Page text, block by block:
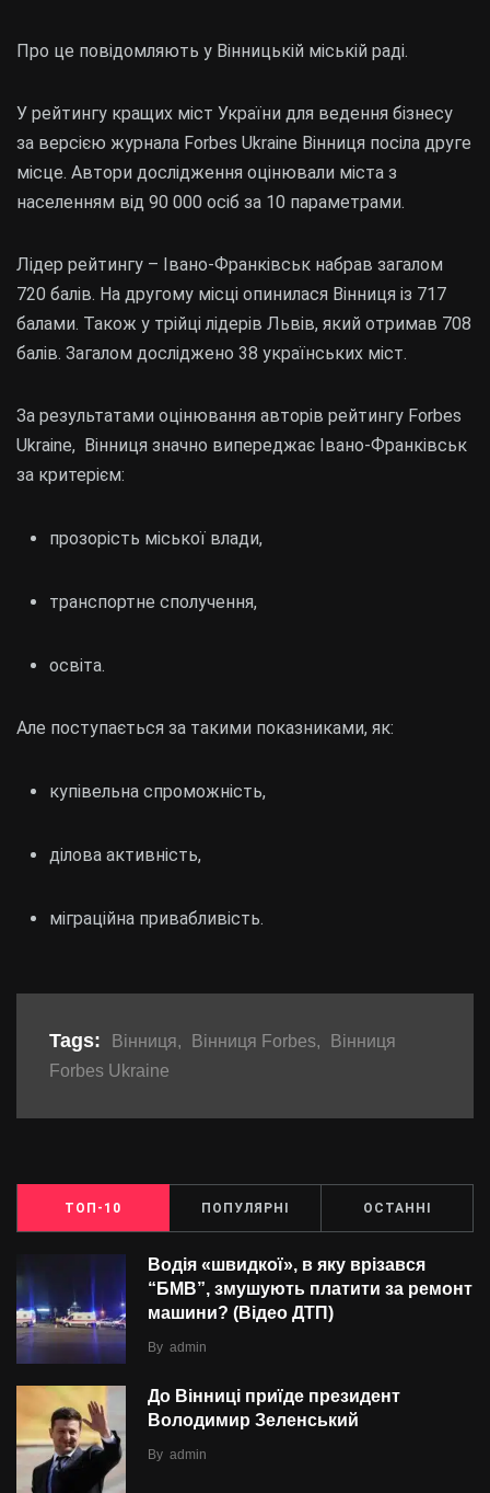
Про це повідомляють у Вінницькій міській раді.
У рейтингу кращих міст України для ведення бізнесу
за версією журнала Forbes Ukraine Вінниця посіла друге
місце. Автори дослідження оцінювали міста з
населенням від 90 000 осіб за 10 параметрами.
Лідер рейтингу – Івано-Франківськ набрав загалом
720 балів. На другому місці опинилася Вінниця із 717
балами. Також у трійці лідерів Львів, який отримав 708
балів. Загалом досліджено 38 українських міст.
За результатами оцінювання авторів рейтингу Forbes
Ukraine, Вінниця значно випереджає Івано-Франківськ
за критерієм:
прозорість міської влади,
транспортне сполучення,
освіта.
Але поступається за такими показниками, як:
купівельна спроможність,
ділова активність,
міграційна привабливість.
Tags: Вінниця, Вінниця Forbes,
Вінниця
Forbes Ukraine
ТОП-10 ПОПУЛЯРНІ ОСТАННІ
Водія «швидкої», в яку врізався
“БMВ”, змушують платити за ремонт
машини? (Відео ДТП)
By admin
До Вінниці приїде президент
Володимир Зеленський
By admin